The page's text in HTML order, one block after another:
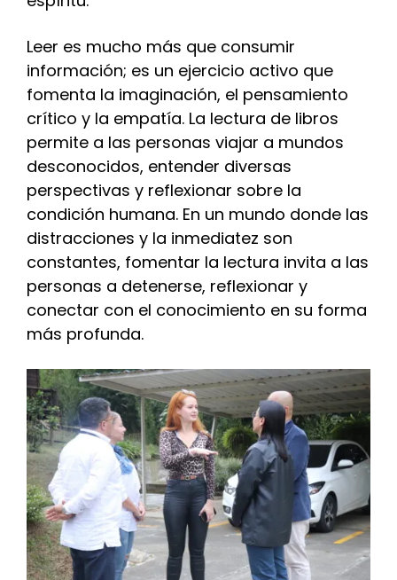
Leer es mucho más que consumir
información; es un ejercicio activo que
fomenta la imaginación, el pensamiento
crítico y la empatía. La lectura de libros
permite a las personas viajar a mundos
desconocidos, entender diversas
perspectivas y reflexionar sobre la
condición humana. En un mundo donde las
distracciones y la inmediatez son
constantes, fomentar la lectura invita a las
personas a detenerse, reflexionar y
conectar con el conocimiento en su forma
más profunda.